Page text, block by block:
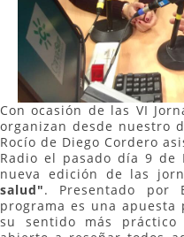
Con ocasión de las VI
organizan desde nuestro
Rocío de Diego Cordero
Radio el pasado día 9 de
nueva edición de las
salud". Presentado por
programa es una
su sentido más